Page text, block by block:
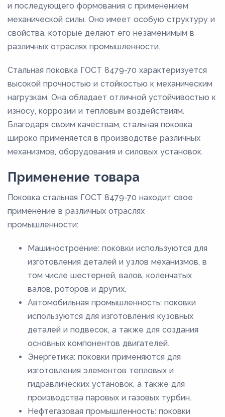
и последующего формования с применением
механической силы. Оно имеет особую структуру и
свойства, которые делают его незаменимым в
различных отраслях промышленности.
Стальная поковка ГОСТ 8479-70 характеризуется
высокой прочностью и стойкостью к механическим
нагрузкам. Она обладает отличной устойчивостью к
износу, коррозии и тепловым воздействиям.
Благодаря своим качествам, стальная поковка
широко применяется в производстве различных
механизмов, оборудования и силовых установок.
Применение товара
Поковка стальная ГОСТ 8479-70 находит свое
применение в различных отраслях
промышленности:
Машиностроение: поковки используются для
изготовления деталей и узлов механизмов, в
том числе шестерней, валов, коленчатых
валов, роторов и других.
Автомобильная промышленность: поковки
используются для изготовления кузовных
деталей и подвесок, а также для создания
основных компонентов двигателей.
Энергетика: поковки применяются для
изготовления элементов тепловых и
гидравлических установок, а также для
производства паровых и газовых турбин.
Нефтегазовая промышленность: поковки